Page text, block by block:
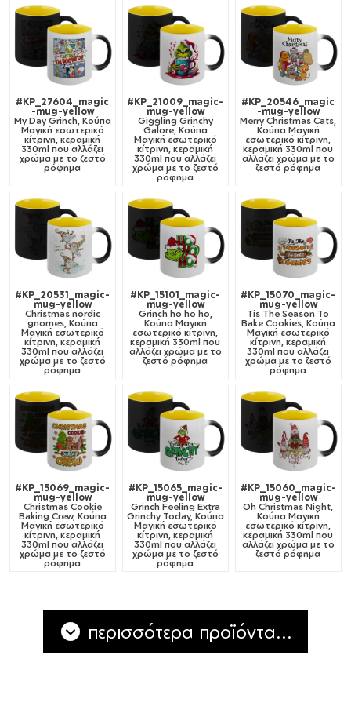
#KP_27604_magic
-mug-yellow
My Day Grinch, Κούπα
Μαγική εσωτερικό
κίτρινη, κεραμική
330ml που αλλάζει
χρώμα με το ζεστό
ρόφημα
#KP_21009_magic-
mug-yellow
Giggling Grinchy
Galore, Κούπα
Μαγική εσωτερικό
κίτρινη, κεραμική
330ml που αλλάζει
χρώμα με το ζεστό
ρόφημα
#KP_20546_magic
-mug-yellow
Merry Christmas Cats,
Κούπα Μαγική
εσωτερικό κίτρινη,
κεραμική 330ml που
αλλάζει χρώμα με το
ζεστό ρόφημα
#KP_20531_magic-
mug-yellow
Christmas nordic
gnomes, Κούπα
Μαγική εσωτερικό
κίτρινη, κεραμική
330ml που αλλάζει
χρώμα με το ζεστό
ρόφημα
#KP_15101_magic-
mug-yellow
Grinch ho ho ho,
Κούπα Μαγική
εσωτερικό κίτρινη,
κεραμική 330ml που
αλλάζει χρώμα με το
ζεστό ρόφημα
#KP_15070_magic-
mug-yellow
Tis The Season To
Bake Cookies, Κούπα
Μαγική εσωτερικό
κίτρινη, κεραμική
330ml που αλλάζει
χρώμα με το ζεστό
ρόφημα
#KP_15069_magic-
mug-yellow
Christmas Cookie
Baking Crew, Κούπα
Μαγική εσωτερικό
κίτρινη, κεραμική
330ml που αλλάζει
χρώμα με το ζεστό
ρόφημα
#KP_15065_magic-
mug-yellow
Grinch Feeling Extra
Grinchy Today, Κούπα
Μαγική εσωτερικό
κίτρινη, κεραμική
330ml που αλλάζει
χρώμα με το ζεστό
ρόφημα
#KP_15060_magic-
mug-yellow
Oh Christmas Night,
Κούπα Μαγική
εσωτερικό κίτρινη,
κεραμική 330ml που
αλλάζει χρώμα με το
ζεστό ρόφημα
περισσότερα προϊόντα...